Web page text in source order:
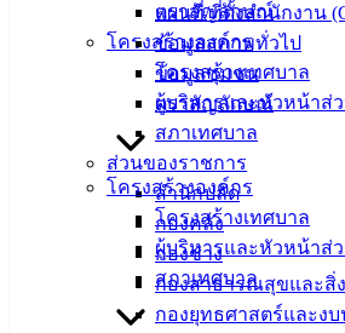
ตราสัญลักษณ์
โครงสร้างองค์กร
โครงสร้างเทศบาล
ผู้บริหารและหัวหน้าส่
สภาเทศบาล
ส่วนของราชการ
สำนักปลัด
กองคลัง
กองช่าง
กองสาธารณสุขและสิ่
กองยุทธศาสตร์และง
แผนที่/ที่ตั้งสำนักงาน
ข้อมูลสภาพทั่วไป
ข้อมูลชุมชน
ตราสัญลักษณ์
โครงสร้างองค์กร
โครงสร้างเทศบาล
ผู้บริหารและหัวหน้าส่
สภาเทศบาล